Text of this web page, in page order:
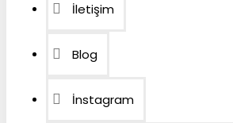
İletişim
Blog
İnstagram